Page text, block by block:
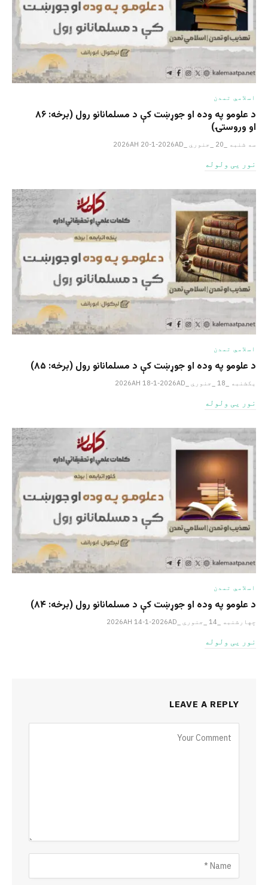
اسلامي تمدن
د علومو په وده او جوړښت کې د مسلمانانو رول (برخه: ۸۶
او وروستۍ)
سه شنبه _20 _جنوري _2026AH 20-1-2026AD
نور یی ولوله
اسلامي تمدن
د علومو په وده او جوړښت کې د مسلمانانو رول (برخه: ۸۵)
یکشنبه _18 _جنوري _2026AH 18-1-2026AD
نور یی ولوله
اسلامي تمدن
د علومو په وده او جوړښت کې د مسلمانانو رول (برخه: ۸۴)
چهارشنبه _14 _جنوري _2026AH 14-1-2026AD
نور یی ولوله
LEAVE A REPLY